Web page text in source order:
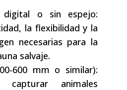
digital o sin espejo:
la flexibilidad y la
necesarias para la
salvaje.
600 mm o similar):
capturar animales